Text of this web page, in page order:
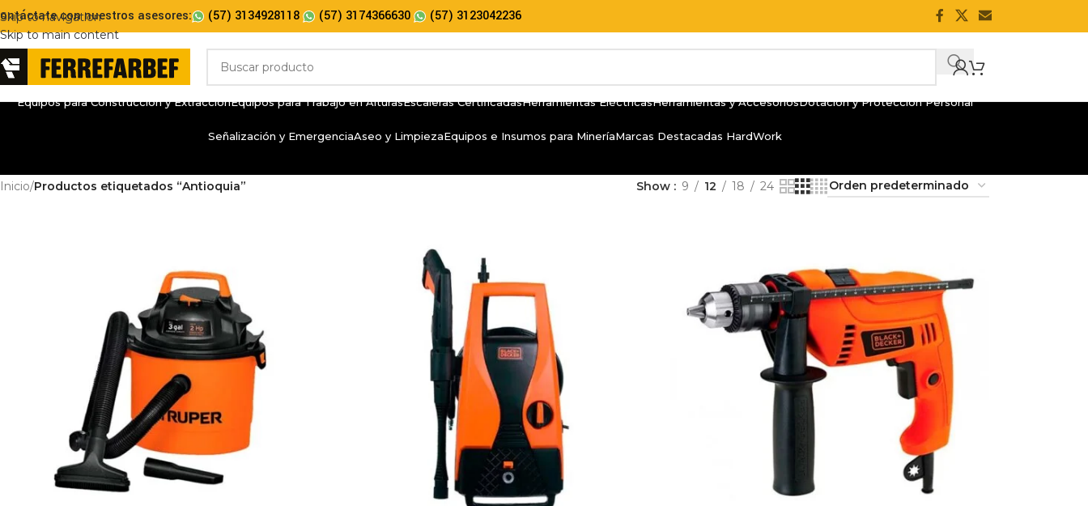
Skip to navigation
Skip to main content
con nuestros asesores: (57) 3134928118 (57) 3174366630 (57) 3123042236
Equipos para Construcción y ExtracciónEquipos para Trabajo en AlturasEscaleras CertificadasHerramientas EléctricasHerramientas y AccesoriosDotación y Protección Personal
Señalización y EmergenciaAseo y LimpiezaEquipos e Insumos para MineríaMarcas Destacadas HardWork
Inicio/Productos etiquetados “Antioquia” Show 9 12 18 24